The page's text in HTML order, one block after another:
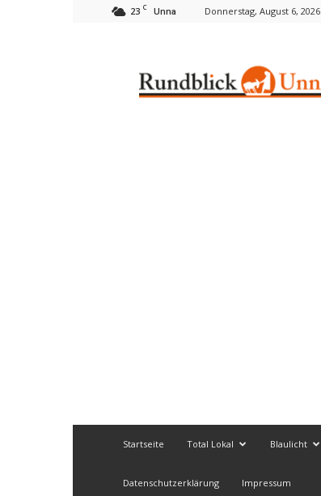
23 C Unna Donnerstag, August 6, 2026
Startseite Total Lokal Blaulicht
Datenschutzerklärung Impressum